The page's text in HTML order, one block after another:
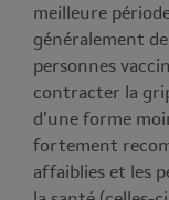
meilleure
généralement
personnes
contracter la
d’une forme
fortement
affaiblies et les